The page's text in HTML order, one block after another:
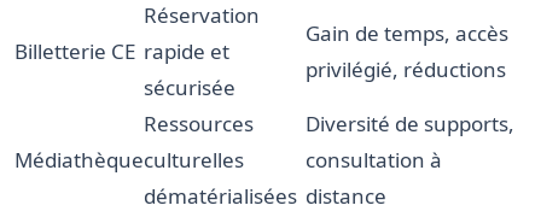
Billetterie CE
Réservation
rapide et
sécurisée
Gain de temps, accès
privilégié, réductions
Médiathèque
Ressources
culturelles
dématérialisées
Diversité de supports,
consultation à
distance